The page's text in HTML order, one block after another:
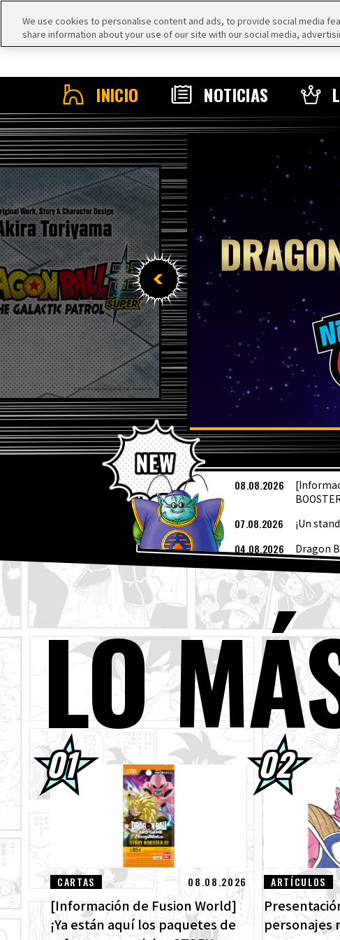
INICIO NOTICIAS
08.08.2026
07.08.2026 ¡Un
04.08.2026 Dragon
04.08.2026
04.08.2026
¡Ya está
de
03.08.2026 [3 de
03.08.2026 ¡Super
01.08.2026
¡Los
venta!
30.07.2026
¡Mira
30.07.2026
LO
CARTAS 08.08.2026
[Información de Fusion World]
¡Ya están aquí los paquetes de
ARTÍCULOS
personajes
We use cookies to personalise content and ads, to provide social media
share information about your use of our site with our social media,